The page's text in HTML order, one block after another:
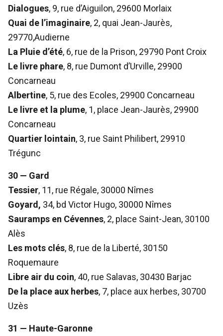
Dialogues, 9, rue d’Aiguilon, 29600 Morlaix
Quai de l’imaginaire, 2, quai Jean-Jaurès,
29770,Audierne
La Pluie d’été, 6, rue de la Prison, 29790 Pont Croix
Le livre phare, 8, rue Dumont d’Urville, 29900
Concarneau
Albertine, 5, rue des Ecoles, 29900 Concarneau
Le livre et la plume, 1, place Jean-Jaurès, 29900
Concarneau
Quartier lointain, 3, rue Saint Philibert, 29910
Trégunc
30 — Gard
Tessier, 11, rue Régale, 30000 Nîmes
Goyard, 34, bd Victor Hugo, 30000 Nîmes
Sauramps en Cévennes, 2, place Saint-Jean, 30100
Alès
Les mots clés, 8, rue de la Liberté, 30150
Roquemaure
Libre air du coin, 40, rue Salavas, 30430 Barjac
De la place aux herbes, 7, place aux herbes, 30700
Uzès
31 — Haute-Garonne